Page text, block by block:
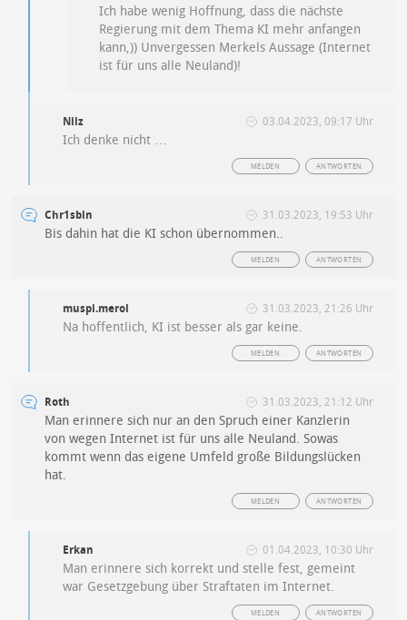
Ich habe wenig Hoffnung, dass die nächste
Regierung mit dem Thema KI mehr anfangen
kann,)) Unvergessen Merkels Aussage (Internet
ist für uns alle Neuland)!
Nilz 03.04.2023, 09:17 Uhr
Ich denke nicht …
ANTWORTEN
MELDEN
Chr1sbln 31.03.2023, 19:53 Uhr
Bis dahin hat die KI schon übernommen..
ANTWORTEN
MELDEN
muspi.merol 31.03.2023, 21:26 Uhr
Na hoffentlich, KI ist besser als gar keine.
ANTWORTEN
MELDEN
Roth 31.03.2023, 21:12 Uhr
Man erinnere sich nur an den Spruch einer Kanzlerin
von wegen Internet ist für uns alle Neuland. Sowas
kommt wenn das eigene Umfeld große Bildungslücken
hat.
ANTWORTEN
MELDEN
Erkan 01.04.2023, 10:30 Uhr
Man erinnere sich korrekt und stelle fest, gemeint
war Gesetzgebung über Straftaten im Internet.
ANTWORTEN
MELDEN